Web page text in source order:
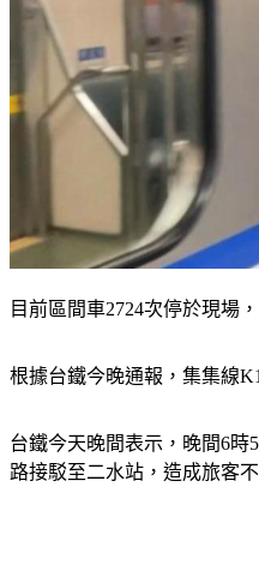
目前區間車2724次停於現場
根據台鐵今晚通報，集集線
台鐵今天晚間表示，晚間6時
路接駁至二水站，造成旅客